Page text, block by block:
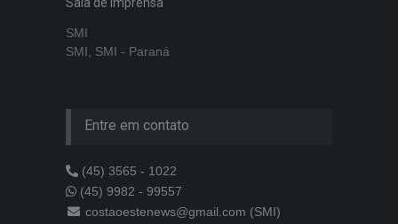
Sala de imprensa
SMI
SMI, SMI - Paraná
Entre em contato
(45) 3565 - 1022
(45) 9982 - 99557
costaoestenews@gmail.com (SMI)